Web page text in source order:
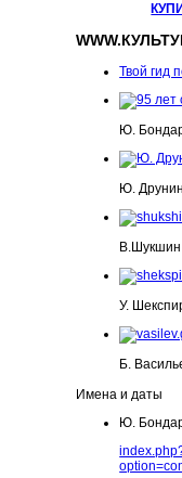
Твой гид
Ю.
Ю.
В.Шукшин
У.
Б.
Имена и даты
Ю.